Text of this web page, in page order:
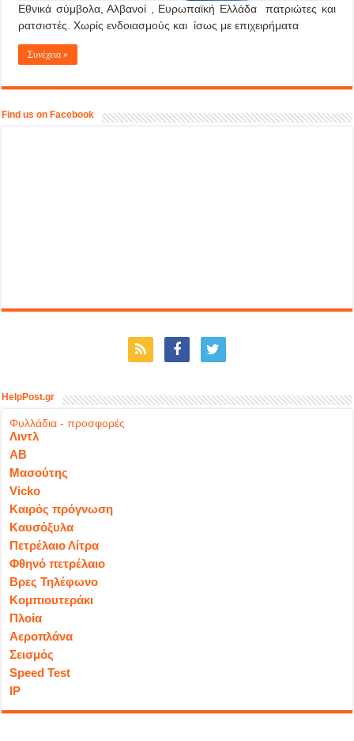
Εθνικά σύμβολα, Αλβανοί , Ευρωπαϊκή Ελλάδα πατριώτες και
ρατσιστές. Χωρίς ενδοιασμούς και ίσως με επιχειρήματα
Συνέχεια »
Find us on Facebook
HelpPost.gr
Φυλλάδια - προσφορές
Λιντλ
ΑΒ
Μασούτης
Vicko
Καιρός πρόγνωση
Καυσόξυλα
Πετρέλαιο Λίτρα
Φθηνό πετρέλαιο
Βρες Τηλέφωνο
Κομπιουτεράκι
Πλοία
Αεροπλάνα
Σεισμός
Speed Test
IP